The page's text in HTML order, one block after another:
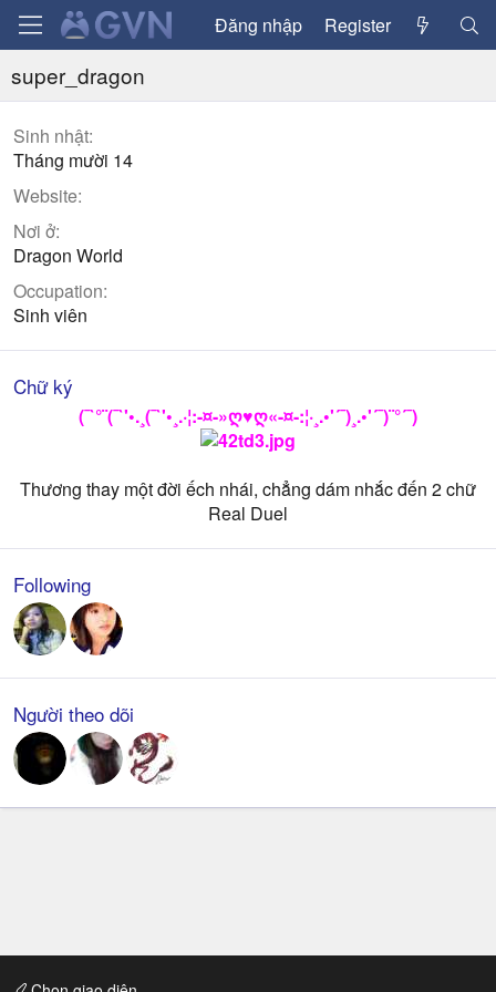
Đăng nhập Register
super_dragon
Sinh nhật
Tháng mười 14
Website
Nơi ở
Dragon World
Occupation
Sinh viên
Chữ ký
(¯`°¨(¯`'•.¸(¯`'•¸.·¦:-¤-»ღ♥ღ«-¤-:¦·¸.•'´¯)¸.•'´¯)¨°´¯)
Thương thay một đời ếch nhái, chẳng dám nhắc đến 2 chữ
Real Duel​
Following
Người theo dõi